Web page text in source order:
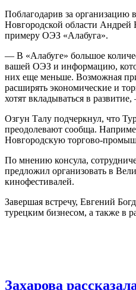
Поблагодарив за организацию
Новгородской области Андрей
примеру ОЭЗ «Алабуга».
— В «Алабуге» большое
вашей ОЭЗ и информацию,
них еще меньше. Возможная
расширять экономические и
хотят вкладываться в
Озгун Талу подчеркнул, что
преодолевают сообща.
Новгородскую торгово-
По мнению консула,
предложил организовать в
кинофестивалей.
Завершая встречу, Евгений
турецким бизнесом, а также в
Захарова